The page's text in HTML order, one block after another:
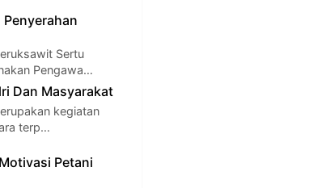
Sertu
Pengawa…
Dan Masyarakat
kegiatan
terp…
Petani